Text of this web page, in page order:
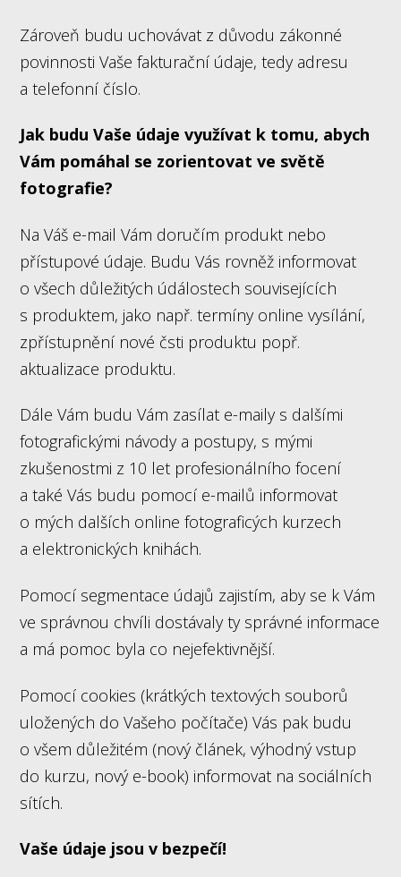
Zároveň budu uchovávat z důvodu zákonné
povinnosti Vaše fakturační údaje, tedy adresu
a telefonní číslo.
Jak budu Vaše údaje využívat k tomu, abych
Vám pomáhal se zorientovat ve světě
fotografie?
Na Váš e-mail Vám doručím produkt nebo
přístupové údaje. Budu Vás rovněž informovat
o všech důležitých údálostech souvisejících
s produktem, jako např. termíny online vysílání,
zpřístupnění nové čsti produktu popř.
aktualizace produktu.
Dále Vám budu Vám zasílat e-maily s dalšími
fotografickými návody a postupy, s mými
zkušenostmi z 10 let profesionálního focení
a také Vás budu pomocí e-mailů informovat
o mých dalších online fotograficých kurzech
a elektronických knihách.
Pomocí segmentace údajů zajistím, aby se k Vám
ve správnou chvíli dostávaly ty správné informace
a má pomoc byla co nejefektivnější.
Pomocí cookies (krátkých textových souborů
uložených do Vašeho počítače) Vás pak budu
o všem důležitém (nový článek, výhodný vstup
do kurzu, nový e-book) informovat na sociálních
sítích.
Vaše údaje jsou v bezpečí!